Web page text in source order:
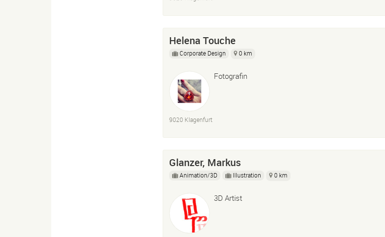
Helena Touche
Corporate Design 0 km
Fotografin
9020 Klagenfurt
Glanzer, Markus
Animation/3D Illustration 0 km
3D Artist